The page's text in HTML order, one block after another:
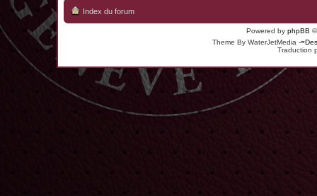
Index du forum
Powered by phpBB
Theme By WaterJetMedia -
Traduction